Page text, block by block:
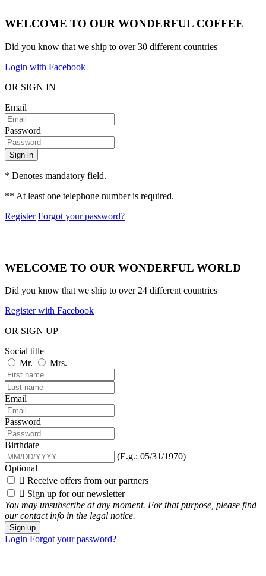
WELCOME TO OUR WONDERFUL COFFEE
Did you know that we ship to over30 different countries
Login with Facebook
OR SIGN IN
Email
Password
Sign in
* Denotes mandatory field.
** At least one telephone number is required.
Register Forgot your password?
WELCOME TO OUR WONDERFUL WORLD
Did you know that we ship to over 24 different countries
Register with Facebook
OR SIGN UP
Social title
Mr.
Mrs.
Email
Password
Birthdate
(E.g.: 05/31/1970)
Optional
 Receive offers from our partners
 Sign up for our newsletter
You may unsubscribe at any moment. For that purpose, please find
our contact info in the legal notice.
Sign up
Login Forgot your password?